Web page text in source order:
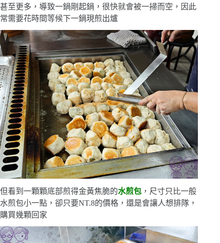
甚至更多，導致一鍋剛起鍋，很快就會被一掃而空，因此
常需要花時間等候下一鍋現煎出爐
但看到一顆顆底部煎得金黃焦脆的水煎包 ，尺寸只比一般
水煎包小一點，卻只要NT.8的價格，還是會讓人想排隊，
購買幾顆回家